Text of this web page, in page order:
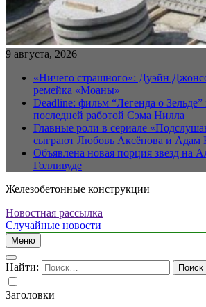
9 августа, 2026
«Ничего страшного»: Дуэйн
ремейка «Моаны»
Deadline: фильм “Легенда о Зельде”
последней работой Сэма Нилла
Главные роли в сериале
сыграют Любовь Аксёнова и Адам
Объявлена новая порция звезд на
Голливуде
Железобетонные конструкции
Новостная рассылка
Случайные новости
Меню
Найти:
Заголовки